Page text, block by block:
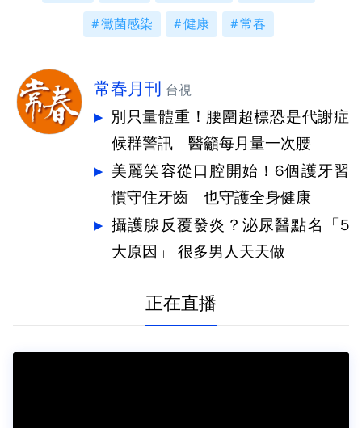
黴菌感染 健康 常春
常春月刊 台視
別只量體重！腰圍超標恐是代謝症
候群警訊 醫籲每月量一次腰
美麗笑容從口腔開始！6個護牙習
慣守住牙齒 也守護全身健康
攝護腺反覆發炎？泌尿醫點名「5
大原因」 很多男人天天做
正在直播